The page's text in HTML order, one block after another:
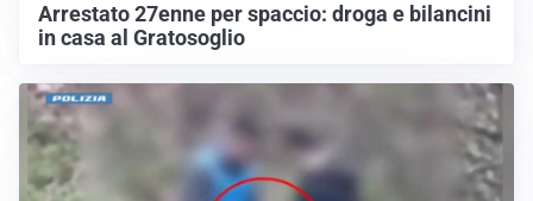
Arrestato 27enne per spaccio: droga e bilancini
in casa al Gratosoglio